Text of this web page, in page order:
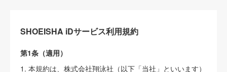
SHOEISHA iDサービス利用規約
第1条（適用）
1. 本規約は、株式会社翔泳社（以下「当社」といいます）